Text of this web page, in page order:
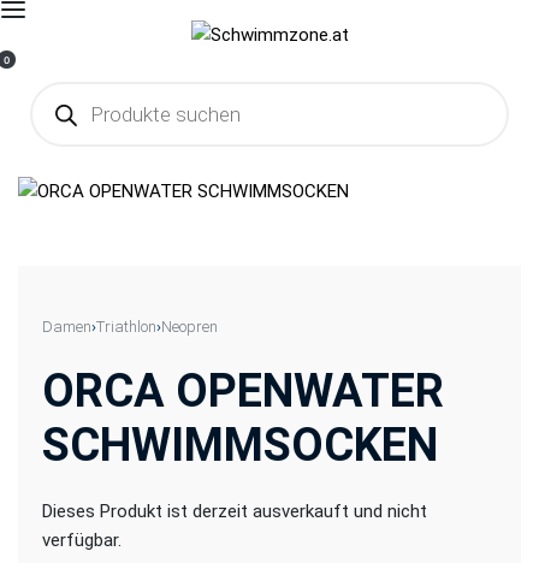
0
Damen›Triathlon›Neopren
ORCA OPENWATER
SCHWIMMSOCKEN
Dieses Produkt ist derzeit ausverkauft und nicht
verfügbar.